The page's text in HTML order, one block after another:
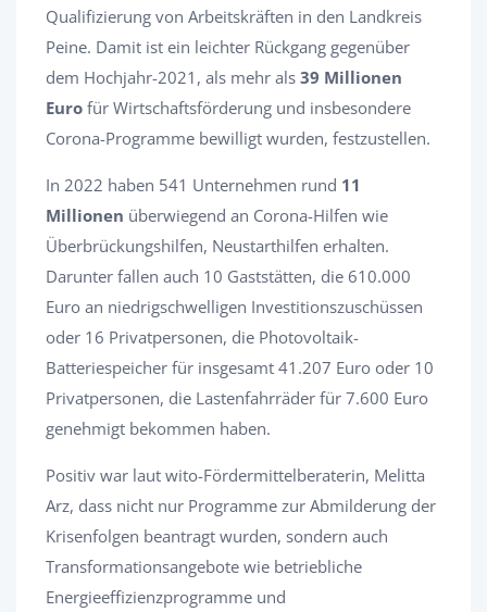
Qualifizierung von Arbeitskräften in den Landkreis
Peine. Damit ist ein leichter Rückgang gegenüber
dem Hochjahr-2021, als mehr als 39 Millionen
Euro für Wirtschaftsförderung und insbesondere
Corona-Programme bewilligt wurden, festzustellen.
In 2022 haben 541 Unternehmen rund 11
Millionen überwiegend an Corona-Hilfen wie
Überbrückungshilfen, Neustarthilfen erhalten.
Darunter fallen auch 10 Gaststätten, die 610.000
Euro an niedrigschwelligen Investitionszuschüssen
oder 16 Privatpersonen, die Photovoltaik-
Batteriespeicher für insgesamt 41.207 Euro oder 10
Privatpersonen, die Lastenfahrräder für 7.600 Euro
genehmigt bekommen haben.
Positiv war laut wito-Fördermittelberaterin, Melitta
Arz, dass nicht nur Programme zur Abmilderung der
Krisenfolgen beantragt wurden, sondern auch
Transformationsangebote wie betriebliche
Energieeffizienzprogramme und